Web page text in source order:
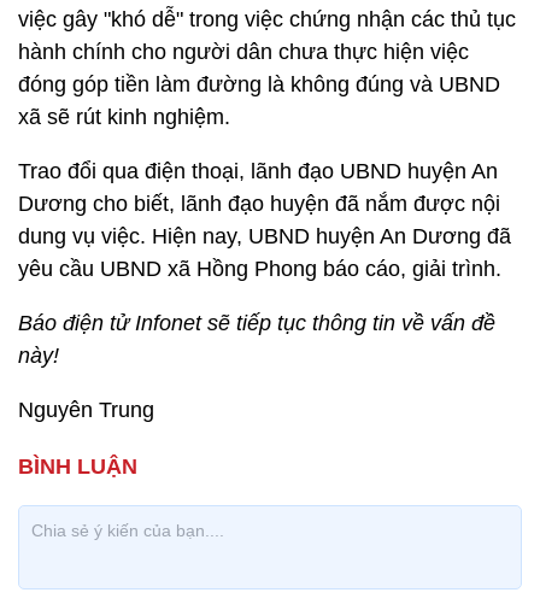
việc gây "khó dễ" trong việc chứng nhận các thủ tục
hành chính cho người dân chưa thực hiện việc
đóng góp tiền làm đường là không đúng và UBND
xã sẽ rút kinh nghiệm.
Trao đổi qua điện thoại, lãnh đạo UBND huyện An
Dương cho biết, lãnh đạo huyện đã nắm được nội
dung vụ việc. Hiện nay, UBND huyện An Dương đã
yêu cầu UBND xã Hồng Phong báo cáo, giải trình.
Báo điện tử Infonet sẽ tiếp tục thông tin về vấn đề
này!
Nguyên Trung